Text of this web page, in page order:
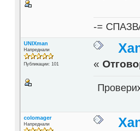
-=
UNIXman
Напреднали
Публикации: 101 «
colomager
Напреднали